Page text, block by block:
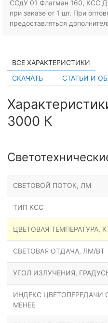
ССдУ 01 Флагман 160, КСС Д
при заказе от 1 шт. При
предоставляться
ВСЕ ХАРАКТЕРИСТИКИ
СКАЧАТЬ
СТАТЬИ И
3000 К
СВЕТОВОЙ ПОТОК, ЛМ
ТИП КСС
ЦВЕТОВАЯ ТЕМПЕРАТУРА, К
СВЕТОВАЯ ОТДАЧА, ЛМ/ВТ
УГОЛ ИЗЛУЧЕНИЯ,
ИНДЕКС ЦВЕТОПЕРЕДАЧИ
МЕНЕЕ